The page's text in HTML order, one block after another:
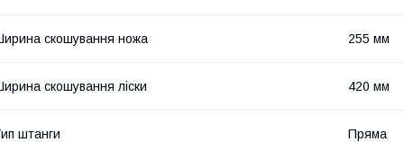
скошування ножа 255 мм
скошування ліски 420 мм
штанги Пряма